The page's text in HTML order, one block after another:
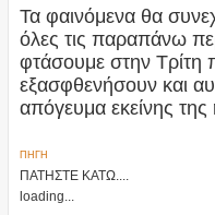
Τα φαινόμενα θα
όλες τις παραπάνω
φτάσουμε στην Τρίτη
εξασφθενήσουν και
απόγευμα εκείνης της
ΠΗΓΗ
ΠΑΤΗΣΤΕ ΚΑΤΩ....
loading...